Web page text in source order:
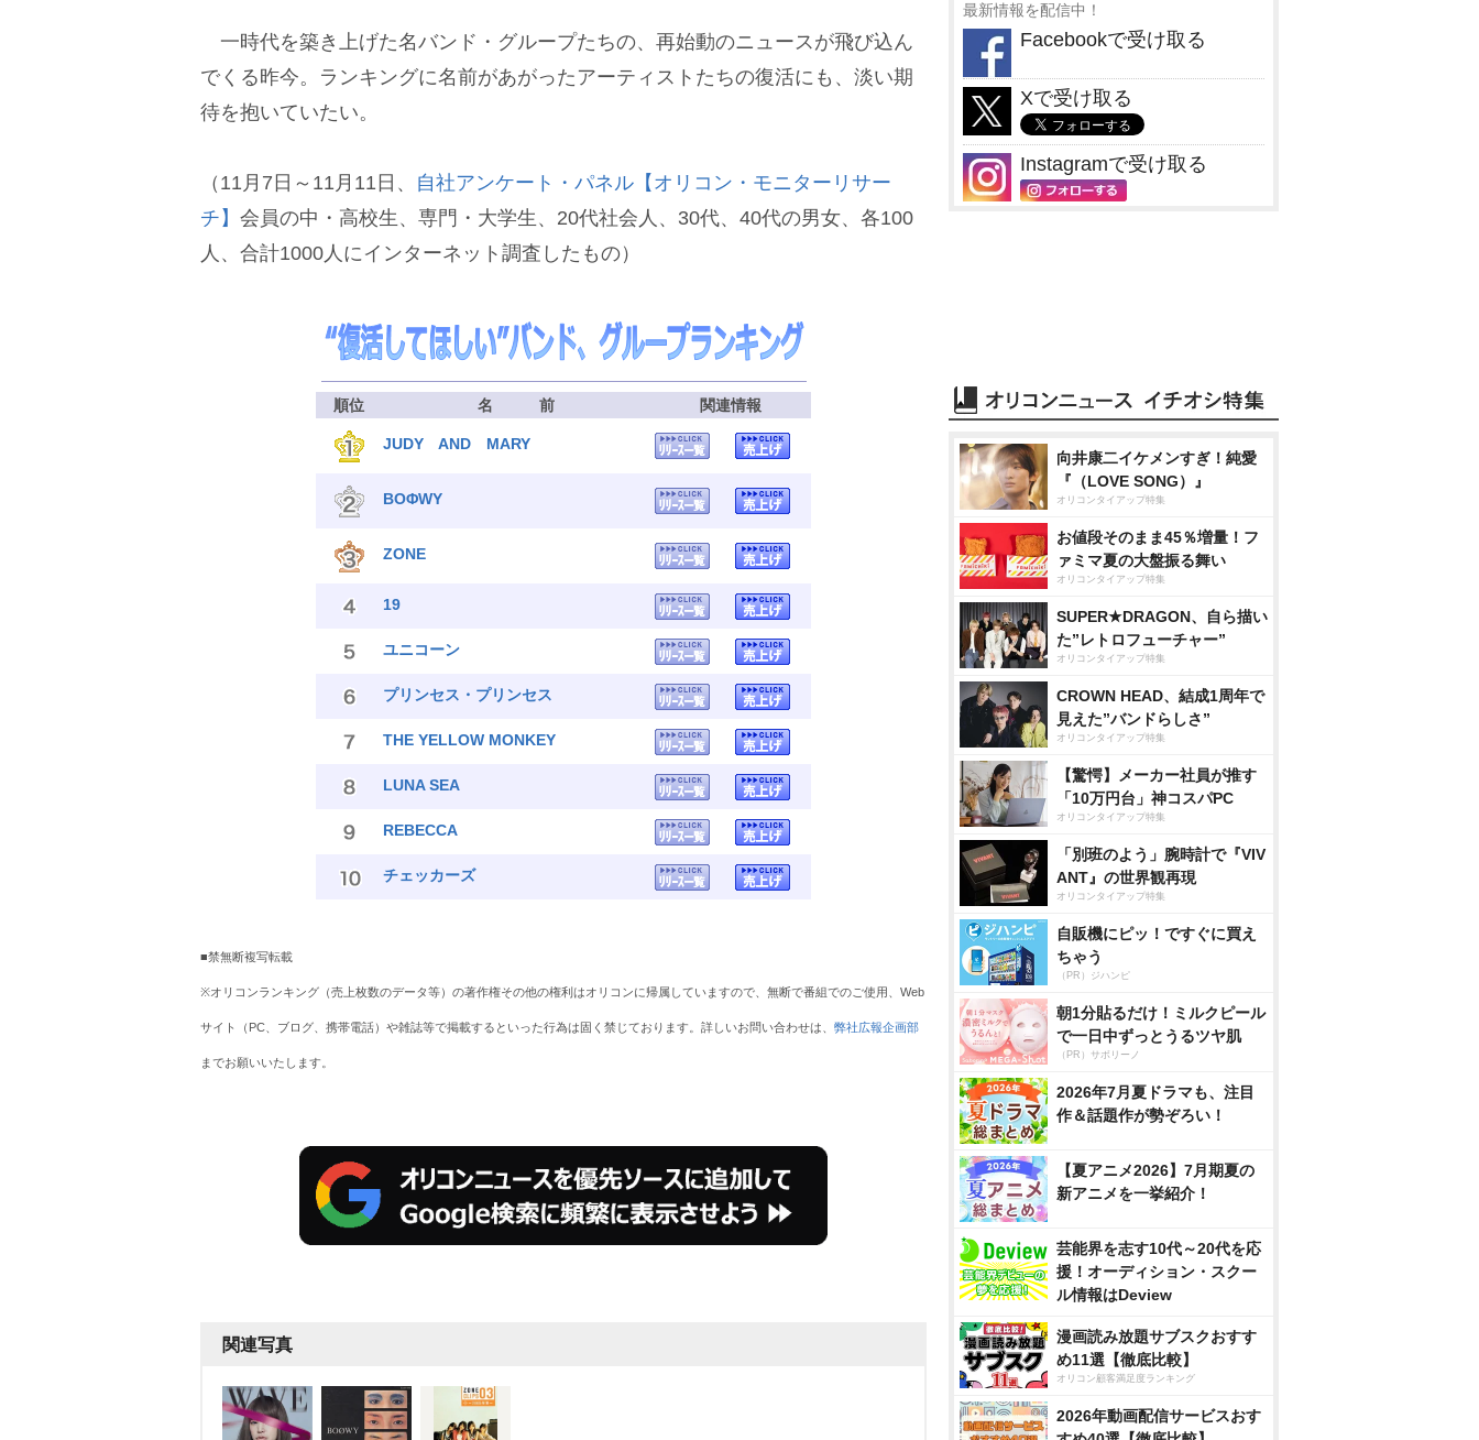
一時代を築き上げた名バンド・グループたちの、再始動のニュースが飛び込ん
でくる昨今。ランキングに名前があがったアーティストたちの復活にも、淡い期
待を抱いていたい。
（11月7日～11月11日、 自社アンケート・パネル【オリコン・モニターリサー
チ】 会員の中・高校生、専門・大学生、20代社会人、30代、40代の男女、各100
人、合計1000人にインターネット調査したもの）
順位 名前 関連情報
JUDY AND MARY
BOΦWY
ZONE
19
ユニコーン
プリンセス・プリンセス
THE YELLOW MONKEY
LUNA SEA
REBECCA
チェッカーズ
■禁無断複写転載
※オリコンランキング（売上枚数のデータ等）の著作権その他の権利はオリコンに帰属していますので、無断で番組でのご使用、Web
サイト（PC、ブログ、携帯電話）や雑誌等で掲載するといった行為は固く禁じております。詳しいお問い合わせは、 弊社広報企画部
までお願いいたします。
関連写真
最新情報を配信中！
Facebookで受け取る
Xで受け取る
Instagramで受け取る
向井康二イケメンすぎ！純愛
『（LOVE SONG）』
オリコンタイアップ特集
お値段そのまま45％増量！フ
ァミマ夏の大盤振る舞い
オリコンタイアップ特集
SUPER★DRAGON、自ら描い
た”レトロフューチャー”
オリコンタイアップ特集
CROWN HEAD、結成1周年で
見えた”バンドらしさ”
オリコンタイアップ特集
【驚愕】メーカー社員が推す
「10万円台」神コスパPC
オリコンタイアップ特集
「別班のよう」腕時計で『VIV
ANT』の世界観再現
オリコンタイアップ特集
自販機にピッ！ですぐに買え
ちゃう
（PR）ジハンピ
朝1分貼るだけ！ミルクピール
で一日中ずっとうるツヤ肌
（PR）サボリーノ
2026年7月夏ドラマも、注目
作＆話題作が勢ぞろい！
【夏アニメ2026】7月期夏の
新アニメを一挙紹介！
芸能界を志す10代～20代を応
援！オーディション・スクー
ル情報はDeview
漫画読み放題サブスクおすす
め11選【徹底比較】
オリコン顧客満足度ランキング
2026年動画配信サービスおす